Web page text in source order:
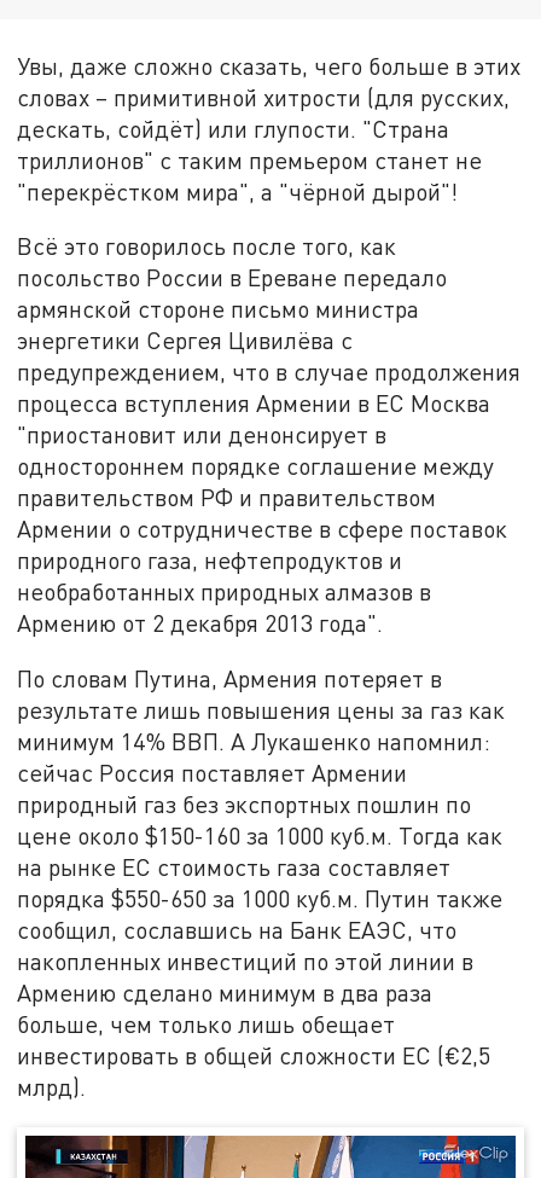
Увы, даже сложно сказать, чего больше в этих
словах – примитивной хитрости (для русских,
дескать, сойдёт) или глупости. "Страна
триллионов" с таким премьером станет не
"перекрёстком мира", а "чёрной дырой"!
Всё это говорилось после того, как
посольство России в Ереване передало
армянской стороне письмо министра
энергетики Сергея Цивилёва с
предупреждением, что в случае продолжения
процесса вступления Армении в ЕС Москва
"приостановит или денонсирует в
одностороннем порядке соглашение между
правительством РФ и правительством
Армении о сотрудничестве в сфере поставок
природного газа, нефтепродуктов и
необработанных природных алмазов в
Армению от 2 декабря 2013 года".
По словам Путина, Армения потеряет в
результате лишь повышения цены за газ как
минимум 14% ВВП. А Лукашенко напомнил:
сейчас Россия поставляет Армении
природный газ без экспортных пошлин по
цене около $150-160 за 1000 куб.м. Тогда как
на рынке ЕС стоимость газа составляет
порядка $550-650 за 1000 куб.м. Путин также
сообщил, сославшись на Банк ЕАЭС, что
накопленных инвестиций по этой линии в
Армению сделано минимум в два раза
больше, чем только лишь обещает
инвестировать в общей сложности ЕС (€2,5
млрд).